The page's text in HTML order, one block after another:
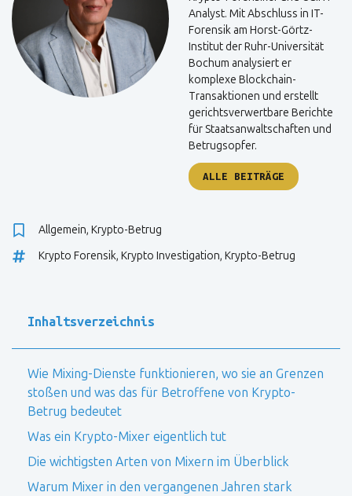
Analyst. Mit Abschluss in IT-
Forensik am Horst-Görtz-
Institut der Ruhr-Universität
Bochum analysiert er
komplexe Blockchain-
Transaktionen und erstellt
gerichtsverwertbare Berichte
für Staatsanwaltschaften und
Betrugsopfer.
ALLE BEITRÄGE
Allgemein, Krypto-Betrug
Krypto Forensik, Krypto Investigation, Krypto-Betrug
Inhaltsverzeichnis
Wie Mixing-Dienste funktionieren, wo sie an Grenzen
stoßen und was das für Betroffene von Krypto-
Betrug bedeutet
Was ein Krypto-Mixer eigentlich tut
Die wichtigsten Arten von Mixern im Überblick
Warum Mixer in den vergangenen Jahren stark